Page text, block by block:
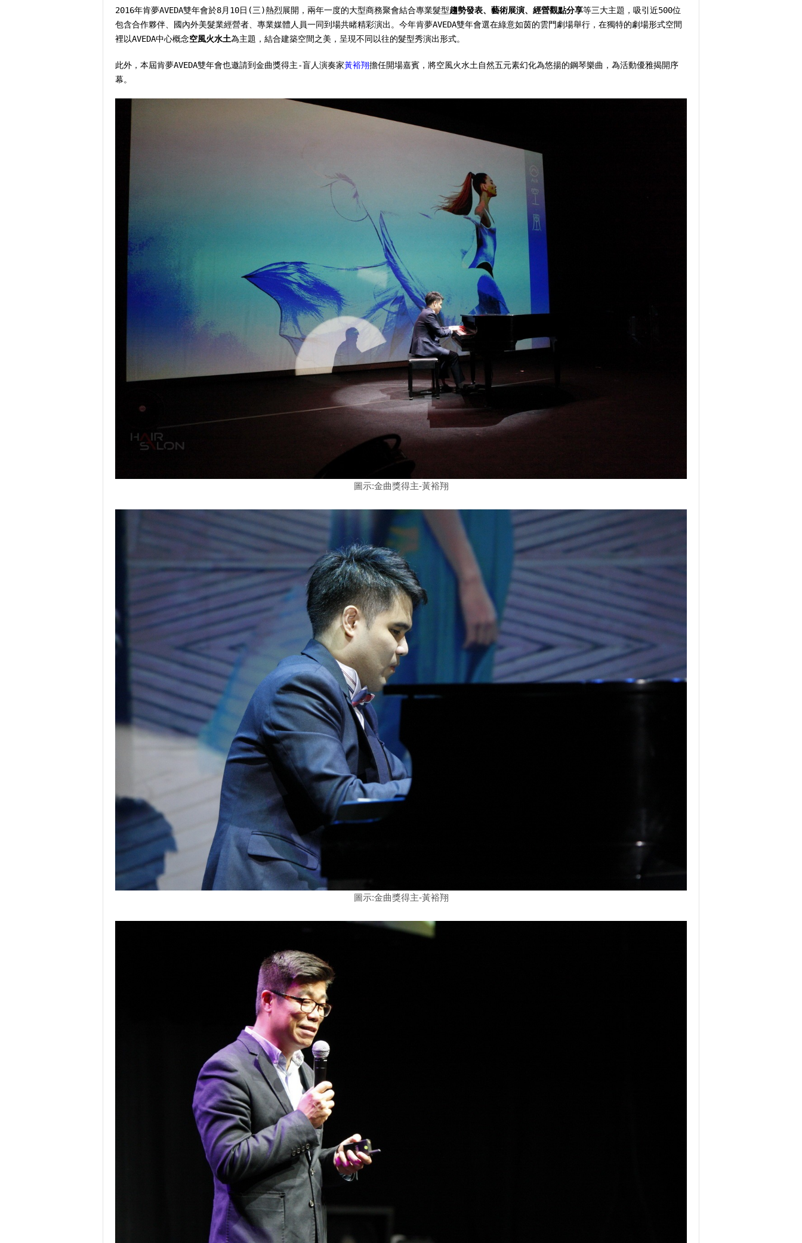
2016年肯夢AVEDA雙年會於8月10日(三)熱烈展開，兩年一度的大型商務聚會結合專業髮型趨勢發表、藝術展演、經營觀點分享等三大主題，吸引近500位
包含合作夥伴、國內外美髮業經營者、專業媒體人員一同到場共睹精彩演出。今年肯夢AVEDA雙年會選在綠意如茵的雲門劇場舉行，在獨特的劇場形式空間
裡以AVEDA中心概念空風火水土為主題，結合建築空間之美，呈現不同以往的髮型秀演出形式。
此外，本屆肯夢AVEDA雙年會也邀請到金曲獎得主-盲人演奏家黃裕翔擔任開場嘉賓，將空風火水土自然五元素幻化為悠揚的鋼琴樂曲，為活動優雅揭開序
幕。
圖示:金曲獎得主-黃裕翔
圖示:金曲獎得主-黃裕翔